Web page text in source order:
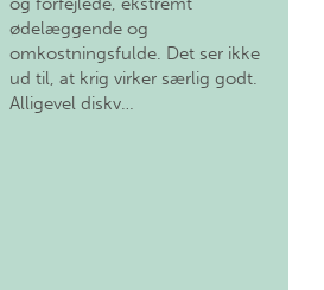
ødelæggende og
omkostningsfulde. Det ser ikke
ud til, at krig virker særlig godt.
Alligevel diskv…